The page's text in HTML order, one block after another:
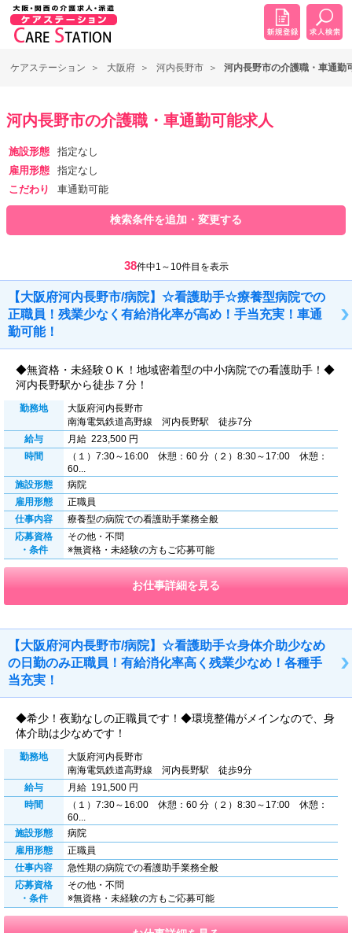
ケアステーション 大阪府 河内長野市 河内長野市の介護職・車通勤
河内長野市の介護職・車通勤可能求人
施設形態
指定なし
雇用形態
指定なし
こだわり
車通勤可能
検索条件を追加・変更する
38件中1～10件目を表示
【大阪府河内長野市/病院】☆看護助手☆療養型病院での
正職員！残業少なく有給消化率が高め！手当充実！車通
勤可能！
◆無資格・未経験ＯＫ！地域密着型の中小病院での看護助手！◆
河内長野駅から徒歩７分！
勤務地
大阪府河内長野市
南海電気鉄道高野線 河内長野駅 徒歩7分
給与
月給 223,500 円
時間
（１）7:30～16:00 休憩：60 分（２）8:30～17:00 休憩：
60...
施設形態
病院
雇用形態
正職員
仕事内容
療養型の病院での看護助手業務全般
応募資格
・条件
その他・不問
※無資格・未経験の方もご応募可能
お仕事詳細を見る
【大阪府河内長野市/病院】☆看護助手☆身体介助少なめ
の日勤のみ正職員！有給消化率高く残業少なめ！各種手
当充実！
◆希少！夜勤なしの正職員です！◆環境整備がメインなので、身
体介助は少なめです！
勤務地
大阪府河内長野市
南海電気鉄道高野線 河内長野駅 徒歩9分
給与
月給 191,500 円
時間
（１）7:30～16:00 休憩：60 分（２）8:30～17:00 休憩：
60...
施設形態
病院
雇用形態
正職員
仕事内容
急性期の病院での看護助手業務全般
応募資格
・条件
その他・不問
※無資格・未経験の方もご応募可能